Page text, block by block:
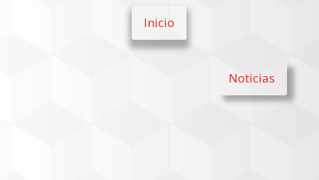
Inicio
Noticias